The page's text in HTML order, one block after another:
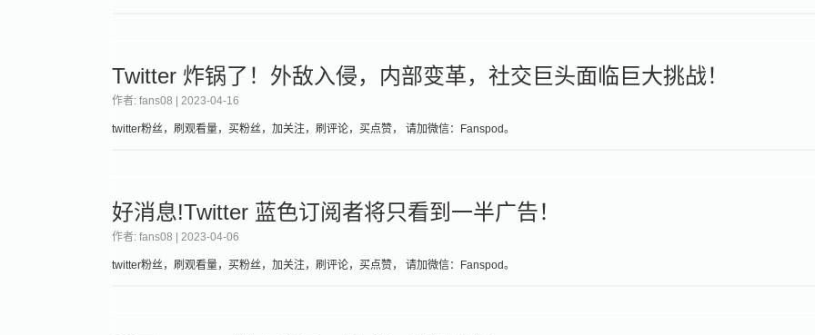
Twitter 炸锅了！外敌入侵，内部变革，社交巨头面临巨大挑战！
作者: fans08 | 2023-04-16
twitter粉丝，刷观看量，买粉丝，加关注，刷评论，买点赞， 请加微信：Fanspod。
好消息!Twitter 蓝色订阅者将只看到一半广告！
作者: fans08 | 2023-04-06
twitter粉丝，刷观看量，买粉丝，加关注，刷评论，买点赞， 请加微信：Fanspod。